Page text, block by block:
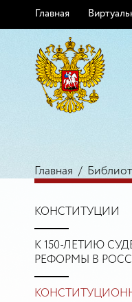
Главная
Главная /
КОНСТИТУЦИИ
К 150-ЛЕТИЮ
РЕФОРМЫ В